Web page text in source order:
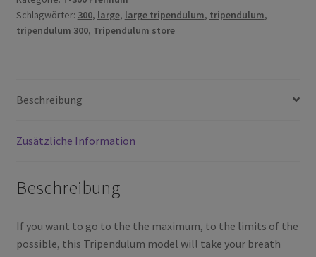
Schlagwörter: 300, large, large tripendulum, tripendulum,
tripendulum 300, Tripendulum store
Beschreibung
Zusätzliche Information
Beschreibung
If you want to go to the the maximum, to the limits of the
possible, this Tripendulum model will take your breath